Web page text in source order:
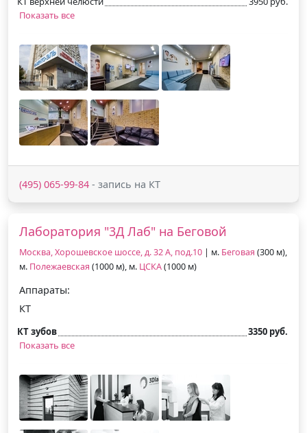
Показать все
(495) 065-99-84 - запись на КТ
Лаборатория "3Д Лаб" на Беговой
Москва, Хорошевское шоссе, д. 32 А, под.10 | м. Беговая (300 м),
м. Полежаевская (1000 м), м. ЦСКА(1000 м)
Аппараты:
КТ
КТ зубов
3350 руб.
Показать все